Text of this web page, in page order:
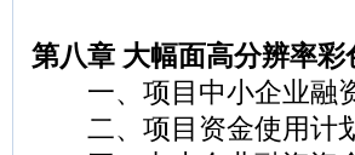
第八章 大幅面高分辨率
一、项目中小企业融
二、项目资金使用计